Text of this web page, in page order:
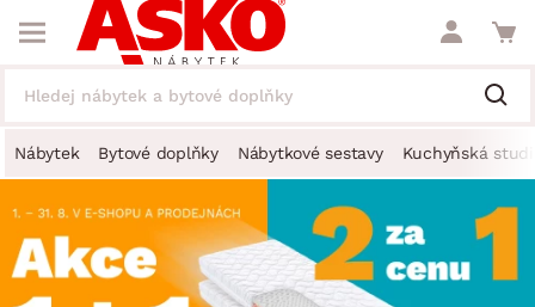
Nábytek Bytové doplňky Nábytkové sestavy Kuchyňská